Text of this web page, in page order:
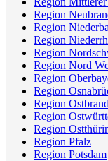
Region
Region
Region
Region
Region Nord
Region
Region
Region
Region
Region
Region Pfalz
Region Potsdam